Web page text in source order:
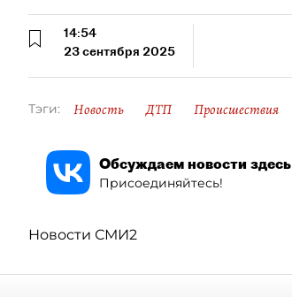
14:54
23 сентября 2025
Тэги: Новость ДТП Происшествия
Обсуждаем новости здесь
Присоединяйтесь!
Новости СМИ2